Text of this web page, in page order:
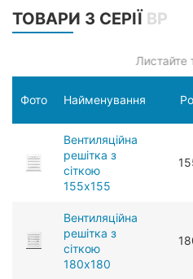
ТОВАРИ З СЕРІЇ ВР
Фото Найменування
Вентиляційна
решітка з
сіткою
155x155
Вентиляційна
решітка з
сіткою
180x180